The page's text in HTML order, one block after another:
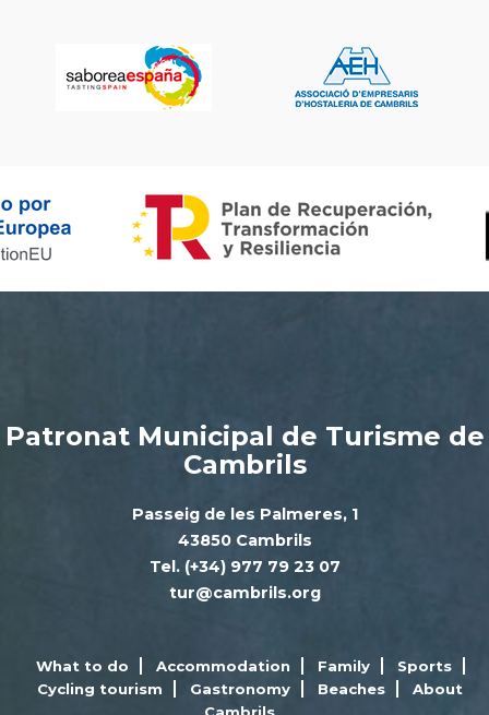
Patronat Municipal de Turisme de
Cambrils
Passeig de les Palmeres, 1
43850 Cambrils
Tel. (+34) 977 79 23 07
tur@cambrils.org
What to do Accommodation Family
Sports
Cycling tourism
Gastronomy Beaches
About
Cambrils